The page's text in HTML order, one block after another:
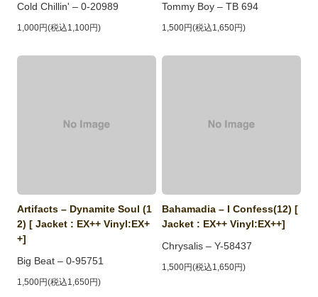
Cold Chillin' ‎– 0-20989
1,000円(税込1,100円)
Tommy Boy ‎– TB 694
1,500円(税込1,650円)
Artifacts ‎– Dynamite Soul (1
2) [ Jacket : EX++ Vinyl:EX+
+]
Big Beat ‎– 0-95751
1,500円(税込1,650円)
Bahamadia ‎– I Confess(12) [
Jacket : EX++ Vinyl:EX++]
Chrysalis ‎– Y-58437
1,500円(税込1,650円)